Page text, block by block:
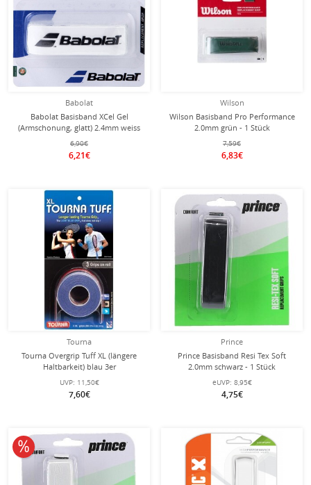
Babolat
Babolat Basisband XCel Gel
(Armschonung, glatt) 2.4mm weiss
6,90€
6,21€
Wilson
Wilson Basisband Pro Performance
2.0mm grün - 1 Stück
7,59€
6,83€
Tourna
Tourna Overgrip Tuff XL (längere
Haltbarkeit) blau 3er
UVP: 11,50€
7,60€
Prince
Prince Basisband Resi Tex Soft
2.0mm schwarz - 1 Stück
eUVP: 8,95€
4,75€
10% reduziert